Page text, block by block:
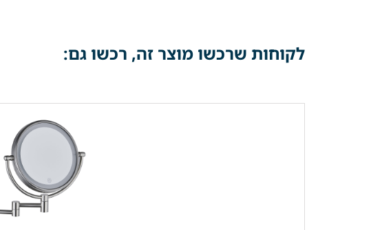
לקוחות שרכשו מוצר זה, רכשו גם: